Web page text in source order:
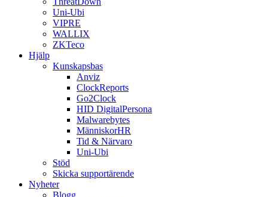
Uni-Ubi
VIPRE
WALLIX
ZKTeco
Hjälp
Kunskapsbas
Anviz
ClockReports
Go2Clock
HID DigitalPersona
Malwarebytes
MänniskorHR
Tid & Närvaro
Uni-Ubi
Stöd
Skicka supportärende
Nyheter